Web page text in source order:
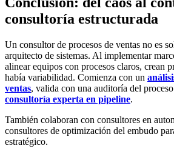
consultoría estructurada
Un consultor de procesos de ventas no es
arquitecto de sistemas. Al implementar
alinear equipos con procesos claros, crean
había variabilidad. Comienza con un
ventas, valida con una auditoría del
consultoría experta en pipeline.
También colaboran con consultores en
consultores de optimización del embudo
estratégico.